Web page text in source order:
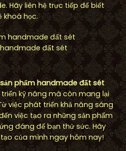
Hãy liên hệ trực tiếp để biết
khoá học.
đất sét
phẩm handmade đất sét
kỹ năng mà còn mang lại
việc phát triển khả năng sáng
việc tạo ra những sản phẩm
đáng để bạn thử sức. Hãy
của mình ngay hôm nay!